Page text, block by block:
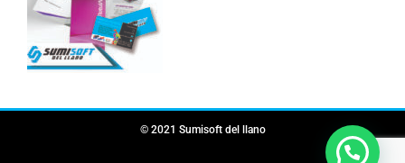
© 2021 Sumisoft del llano